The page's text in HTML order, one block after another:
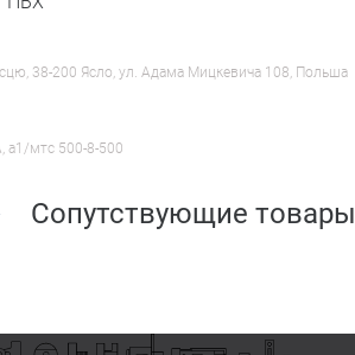
38-200 Ясло, ул. Адама Мицкевича 108, Польша
a1/мтс 500-8-500
Сопутствующие товары